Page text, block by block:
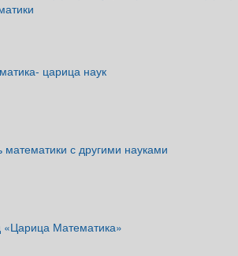
царица наук
математики с другими науками
Математика»